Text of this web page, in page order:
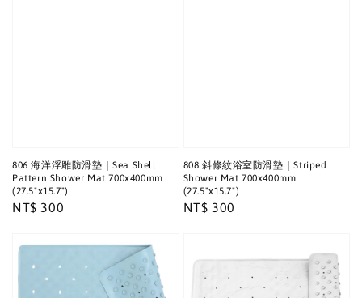
806 海洋浮雕防滑墊｜Sea Shell
Pattern Shower Mat 700x400mm
(27.5"x15.7")
Regular
NT$ 300
808 斜條紋浴室防滑墊｜Striped
Shower Mat 700x400mm
(27.5"x15.7")
Regular
NT$ 300